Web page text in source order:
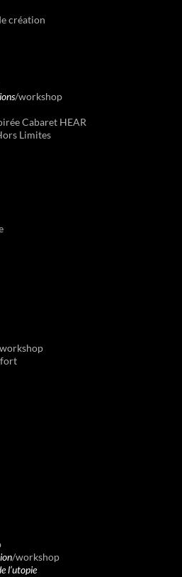
création
/workshop
Cabaret HEAR
Limites
/workshop
l’utopie